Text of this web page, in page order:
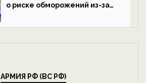
о риске обморожений из-за
на ECOportal
АРМИЯ РФ (ВС РФ)